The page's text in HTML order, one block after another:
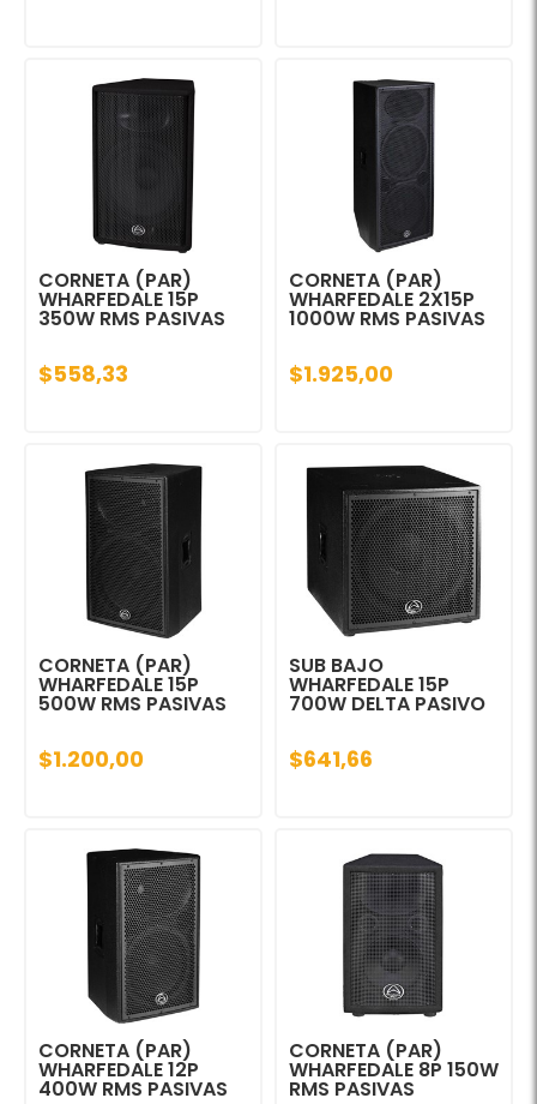
CORNETA (PAR)
WHARFEDALE 15P
350W RMS PASIVAS
$558,33
CORNETA (PAR)
WHARFEDALE 2X15P
1000W RMS PASIVAS
$1.925,00
CORNETA (PAR)
WHARFEDALE 15P
500W RMS PASIVAS
$1.200,00
SUB BAJO
WHARFEDALE 15P
700W DELTA PASIVO
$641,66
CORNETA (PAR)
WHARFEDALE 12P
400W RMS PASIVAS
CORNETA (PAR)
WHARFEDALE 8P 150W
RMS PASIVAS